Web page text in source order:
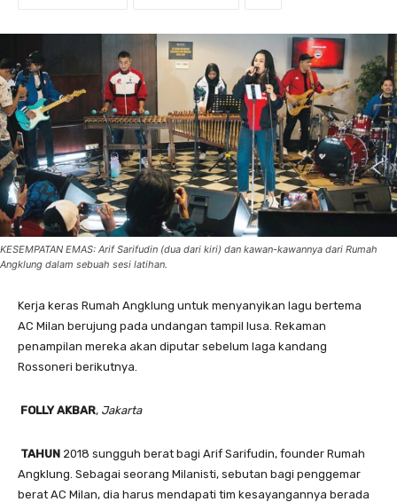
KESEMPATAN EMAS: Arif Sarifudin (dua dari kiri) dan kawan-kawannya dari Rumah
Angklung dalam sebuah sesi latihan.
Kerja keras Rumah Angklung untuk menyanyikan lagu bertema
AC Milan berujung pada undangan tampil lusa. Rekaman
penampilan mereka akan diputar sebelum laga kandang
Rossoneri berikutnya.
FOLLY AKBAR, Jakarta
TAHUN 2018 sungguh berat bagi Arif Sarifudin, founder Rumah
Angklung. Sebagai seorang Milanisti, sebutan bagi penggemar
berat AC Milan, dia harus mendapati tim kesayangannya berada